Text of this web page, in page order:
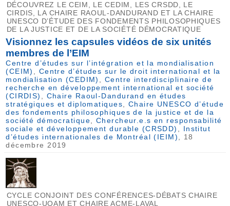
DÉCOUVREZ LE CEIM, LE CEDIM, LES CRSDD, LE
CIRDIS, LA CHAIRE RAOUL-DANDURAND ET LA CHAIRE
UNESCO D’ÉTUDE DES FONDEMENTS PHILOSOPHIQUES
DE LA JUSTICE ET DE LA SOCIÉTÉ DÉMOCRATIQUE
Visionnez les capsules vidéos de six unités
membres de l’EIM
Centre d’études sur l’intégration et la mondialisation
(CEIM)
Centre d’études sur le droit international et la
mondialisation (CEDIM)
Centre interdisciplinaire de
recherche en développement international et société
(CIRDIS)
Chaire Raoul-Dandurand en études
stratégiques et diplomatiques
Chaire UNESCO d’étude
des fondements philosophiques de la justice et de la
société démocratique
Chercheur.e.s en responsabilité
sociale et développement durable (CRSDD)
Institut
d’études internationales de Montréal (IEIM)
, 18
décembre 2019
CYCLE CONJOINT DES CONFÉRENCES-DÉBATS CHAIRE
UNESCO-UQAM ET CHAIRE ACME-LAVAL